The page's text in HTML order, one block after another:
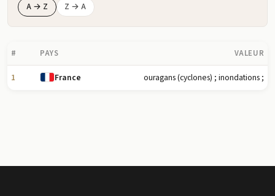
A → Z Z → A
# PAYS VALEUR
1 France ouragans (cyclones) ; inondations ;